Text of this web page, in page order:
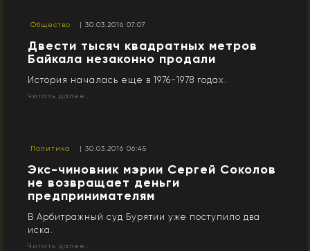
Общество | 30.03.2016 07:07
Двести тысяч квадратных метров
Байкала незаконно продали
История началась еще в 1976-1978 годах.
Читать далее...
Политика | 30.03.2016 06:45
Экс-чиновник мэрии Сергей Соколов
не возвращает деньги
предпринимателям
В Арбитражный суд Бурятии уже поступило два
иска.
Читать далее...